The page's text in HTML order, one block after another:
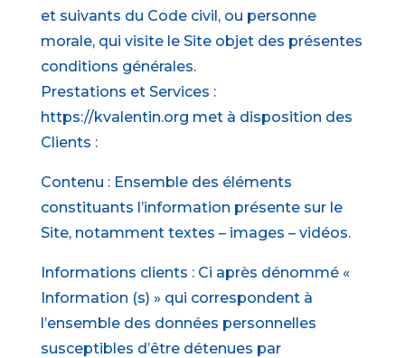
et suivants du Code civil, ou personne
morale, qui visite le Site objet des présentes
conditions générales.
Prestations et Services :
https://kvalentin.org met à disposition des
Clients :
Contenu : Ensemble des éléments
constituants l’information présente sur le
Site, notamment textes – images – vidéos.
Informations clients : Ci après dénommé «
Information (s) » qui correspondent à
l’ensemble des données personnelles
susceptibles d’être détenues par